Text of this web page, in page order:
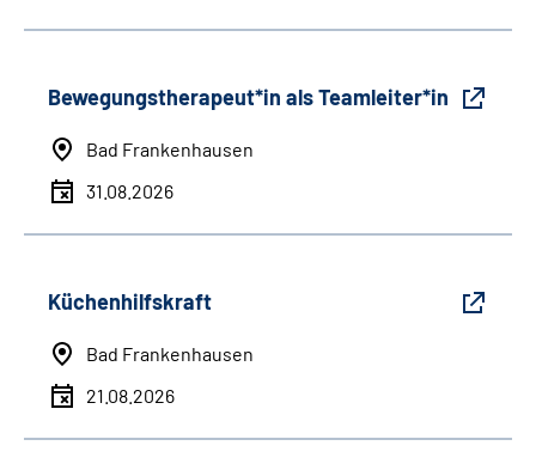
Bewegungstherapeut*in als Teamleiter*in
Bad Frankenhausen
31.08.2026
Küchenhilfskraft
Bad Frankenhausen
21.08.2026